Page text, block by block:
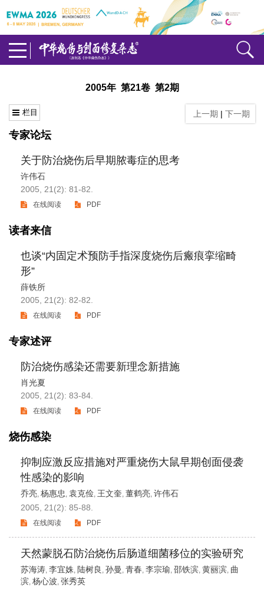
2005年 第21卷 第2期
栏目 上一期 | 下一期
专家论坛
关于防治烧伤后早期脓毒症的思考
许伟石
2005, 21(2): 81-82.
在线阅读 PDF
读者来信
也谈“内固定术预防手指深度烧伤后瘢痕挛缩畸
形”
薛铁所
2005, 21(2): 82-82.
在线阅读 PDF
专家述评
防治烧伤感染还需要新理念新措施
肖光夏
2005, 21(2): 83-84.
在线阅读 PDF
烧伤感染
抑制应激反应措施对严重烧伤大鼠早期创面侵袭
性感染的影响
乔亮, 杨惠忠 , 袁克俭, 王文奎, 董鹤亮, 许伟石
2005, 21(2): 85-88.
在线阅读 PDF
天然蒙脱石防治烧伤后肠道细菌移位的实验研究
苏海涛, 李宜姝, 陆树良 , 孙曼 , 青春, 李宗瑜, 邵铁滨, 黄丽滨, 曲
滨, 杨心波, 张秀英